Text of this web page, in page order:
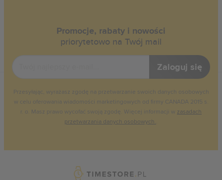
Promocje, rabaty i nowości
priorytetowo na Twój mail
Zaloguj się
Przesyłając, wyrażasz zgodę na przetwarzanie swoich danych osobowych
w celu oferowania wiadomości marketingowych od firmy CANADA 2015 s.
r. o. Masz prawo wycofać swoją zgodę. Więcej informacji w zasadach
przetwarzania danych osobowych.